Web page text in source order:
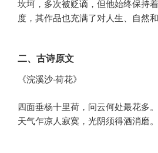
坎坷，多次被贬谪，但他始终保持
度，其作品也充满了对人生、自然
二、古诗原文
《浣溪沙·荷花》
四面垂杨十里荷，问云何处最花多
天气乍凉人寂寞，光阴须得酒消磨